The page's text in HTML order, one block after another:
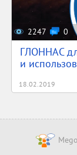
2247 0
ГЛОННАС
и
18.02.2019